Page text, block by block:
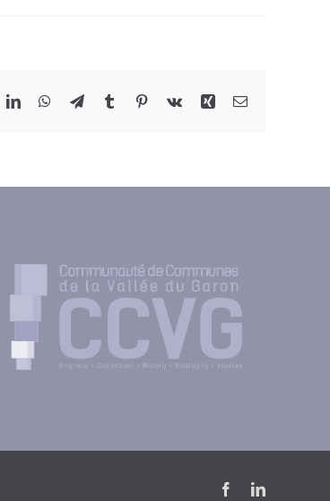
LinkedInWhatsApp
TelegramTumblr Pinterest
Vk Xing Email
FacebookLinkedIn